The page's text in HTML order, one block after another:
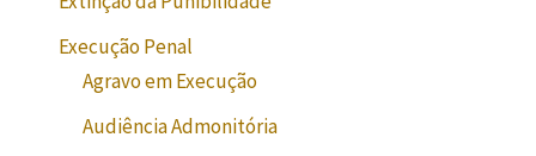
Execução Penal
Agravo em Execução
Audiência Admonitória